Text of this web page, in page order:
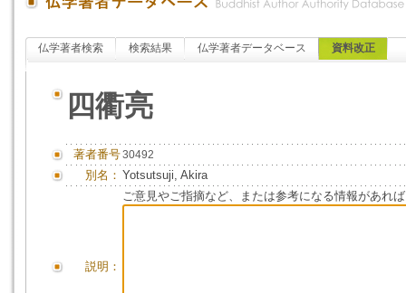
仏学著者検索 検索結果 仏学著者データベース 資料改正
四衢亮
著者番号30492
別名： Yotsutsuji, Akira
説明：
ご意見やご指摘など、または参考になる情報があれ